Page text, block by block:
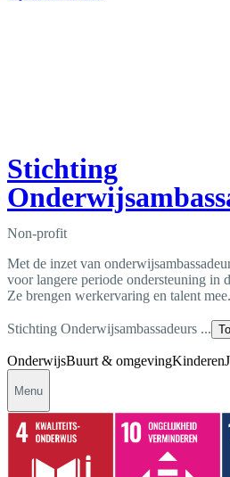
Stichting
Non-profit
Met de inzet van
voor langere periode ondersteuning in
Ze brengen werkervaring en talent mee.
Stichting Onderwijsambassadeurs ...
OnderwijsBuurt & omgevingKinderen
Menu